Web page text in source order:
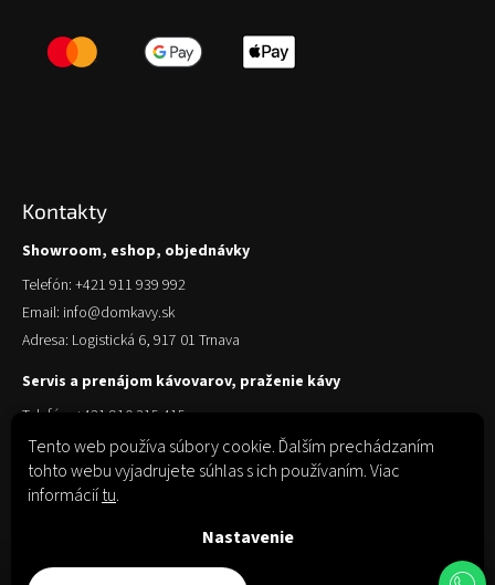
Tento web používa súbory cookie. Ďalším prechádzaním
tohto webu vyjadrujete súhlas s ich používaním. Viac
informáciítu.
Nastavenie
Kontakty
Showroom, eshop, objednávky
Telefón: +421 911 939 992
Email: info@domkavy.sk
Adresa: Logistická 6, 917 01 Trnava
Servis a prenájom kávovarov, praženie kávy
Telefón: +421 910 315 415
Email: obchod@domkavy.sk
Adresa: Logistická 6, 917 01 Trnava